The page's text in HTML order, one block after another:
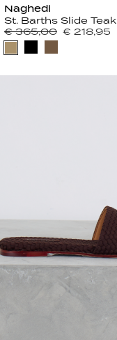
Naghedi
St. Barths Slide Teak
€ 365,00 € 218,95